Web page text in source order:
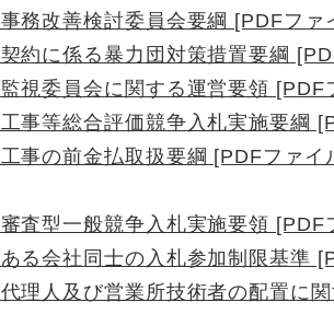
務改善検討委員会要綱 [PDFファ
約に係る暴力団対策措置要綱
視委員会に関する運営要領 [PDF
事等総合評価競争入札実施要綱
事の前金払取扱要綱 [PDFファイ
査型一般競争入札実施要領 [PDF
る会社同士の入札参加制限基準
理人及び営業所技術者の配置に